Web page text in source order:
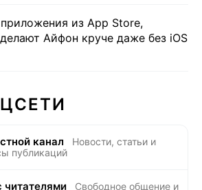
из App Store,
Айфон круче даже без iOS
канал
Новости, статьи и
публикаций
читателями
Свободное общение и